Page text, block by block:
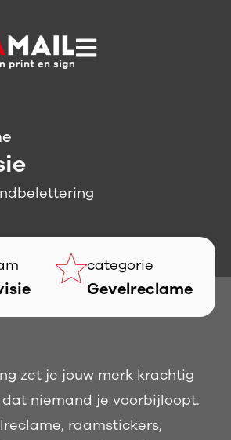
categorie
Gevelreclame
zet je jouw merk krachtig
dat niemand je voorbijloopt.
raamstickers,